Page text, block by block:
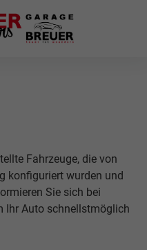
Fahrzeuge, die von
konfiguriert wurden und
Sie sich bei
Ihr Auto schnellstmöglich